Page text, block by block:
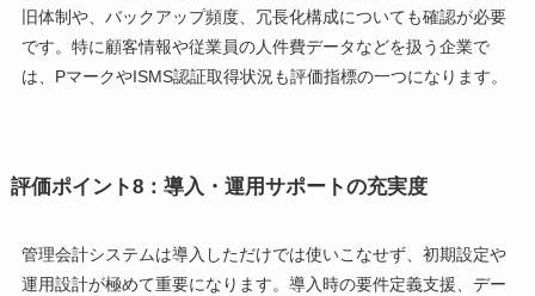
旧体制や、バックアップ頻度、冗長化構成についても確認が必要
です。特に顧客情報や従業員の人件費データなどを扱う企業で
は、PマークやISMS認証取得状況も評価指標の一つになります。
評価ポイント8：導入・運用サポートの充実度
管理会計システムは導入しただけでは使いこなせず、初期設定や
運用設計が極めて重要になります。導入時の要件定義支援、デー